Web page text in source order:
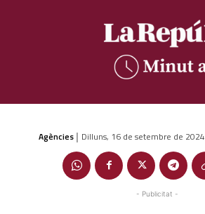
Agències | Dilluns, 16 de setembre de 2024
- Publicitat -